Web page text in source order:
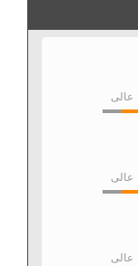
عالی
عالی
عالی